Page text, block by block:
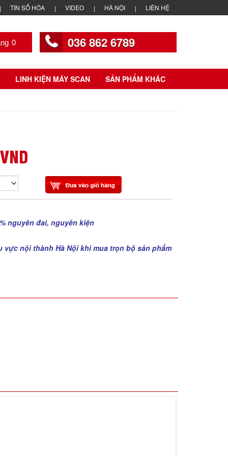
TIN SỐ HÓA VIDEO HÀ NỘI LIÊN HỆ
0 036 862 6789
LINH KIỆN MÁY SCAN SẢN PHẨM KHÁC
nguyên đai, nguyên kiện
vực nội thành Hà Nội khi mua trọn bộ sản phẩm